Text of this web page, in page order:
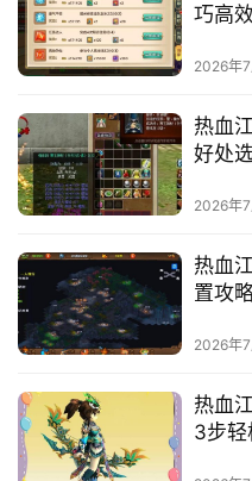
巧高
2026年7
热血
好处
2026年7
热血
置攻
2026年7
热血
3步轻